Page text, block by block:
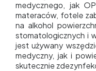
medycznego, jak
materaców, fotele
na alkohol
stomatologicznych i
jest używany
medyczny, jak i
skutecznie